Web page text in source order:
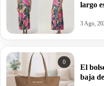
largo
3 Ago,
0
El
baja